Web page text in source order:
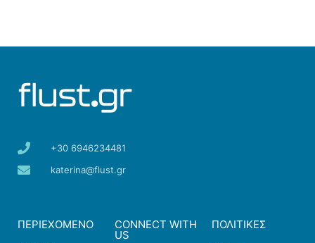
+30 6946234481
katerina@flust.gr
ΠΕΡΙΕΧΟΜΕΝΟ CONNECT WITH
US
ΠΟΛΙΤΙΚΕΣ